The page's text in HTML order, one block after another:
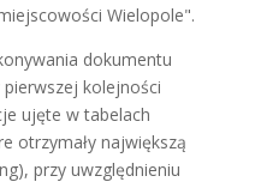
Wielopole".
dokumentu
kolejności
ujęte w tabelach
otrzymały największą
przy uwzględnieniu